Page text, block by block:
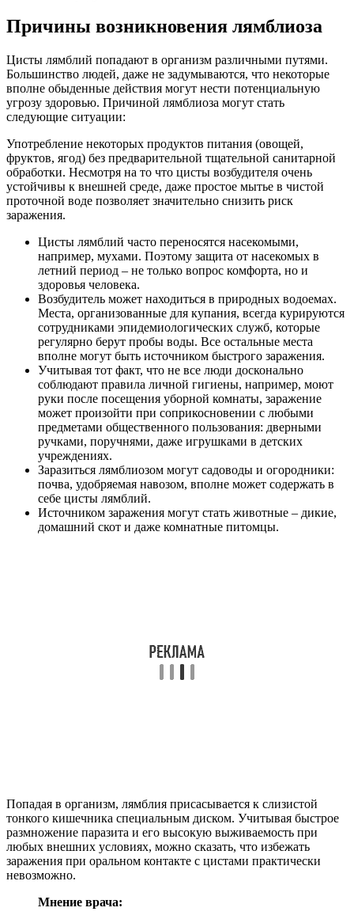
Причины возникновения лямблиоза
Цисты лямблий попадают в организм различными путями.
Большинство людей, даже не задумываются, что некоторые
вполне обыденные действия могут нести потенциальную
угрозу здоровью. Причиной лямблиоза могут стать
следующие ситуации:
Употребление некоторых продуктов питания (овощей,
фруктов, ягод) без предварительной тщательной санитарной
обработки. Несмотря на то что цисты возбудителя очень
устойчивы к внешней среде, даже простое мытье в чистой
проточной воде позволяет значительно снизить риск
заражения.
Цисты лямблий часто переносятся насекомыми,
например, мухами. Поэтому защита от насекомых в
летний период – не только вопрос комфорта, но и
здоровья человека.
Возбудитель может находиться в природных водоемах.
Места, организованные для купания, всегда курируются
сотрудниками эпидемиологических служб, которые
регулярно берут пробы воды. Все остальные места
вполне могут быть источником быстрого заражения.
Учитывая тот факт, что не все люди досконально
соблюдают правила личной гигиены, например, моют
руки после посещения уборной комнаты, заражение
может произойти при соприкосновении с любыми
предметами общественного пользования: дверными
ручками, поручнями, даже игрушками в детских
учреждениях.
Заразиться лямблиозом могут садоводы и огородники:
почва, удобряемая навозом, вполне может содержать в
себе цисты лямблий.
Источником заражения могут стать животные – дикие,
домашний скот и даже комнатные питомцы.
Попадая в организм, лямблия присасывается к слизистой
тонкого кишечника специальным диском. Учитывая быстрое
размножение паразита и его высокую выживаемость при
любых внешних условиях, можно сказать, что избежать
заражения при оральном контакте с цистами практически
невозможно.
Мнение врача: